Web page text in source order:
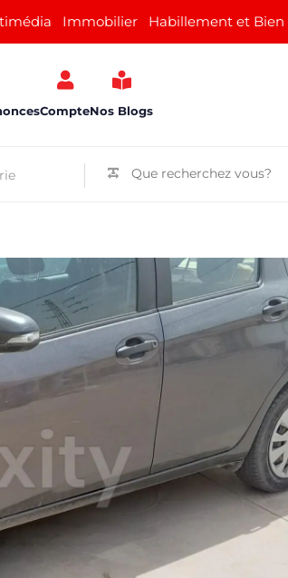
Immobilier Habillement et Bien
CompteNos Blogs